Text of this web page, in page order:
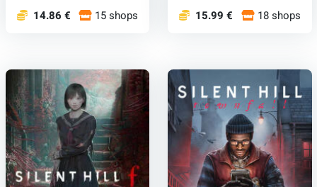
14.86 € 15 shops 15.99 € 18 shops